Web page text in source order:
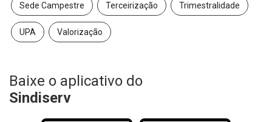
Sede Campestre Terceirização Trimestralidade
UPA Valorização
Baixe o aplicativo do
Sindiserv